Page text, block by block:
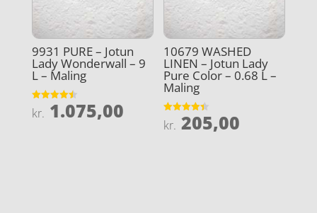
9931 PURE – Jotun
Lady Wonderwall – 9
L – Maling
Vurderet
4.5
kr. 1.075,00
10679 WASHED
LINEN – Jotun Lady
Pure Color – 0.68 L –
Maling
Vurderet
4.4
kr. 205,00